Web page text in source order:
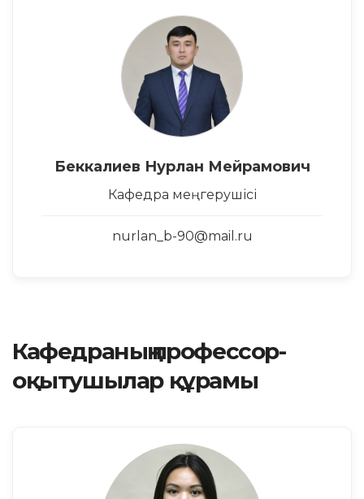
Беккалиев Нурлан Мейрамович
Кафедра меңгерушісі
nurlan_b-90@mail.ru
Кафедраның профессор-
оқытушылар құрамы